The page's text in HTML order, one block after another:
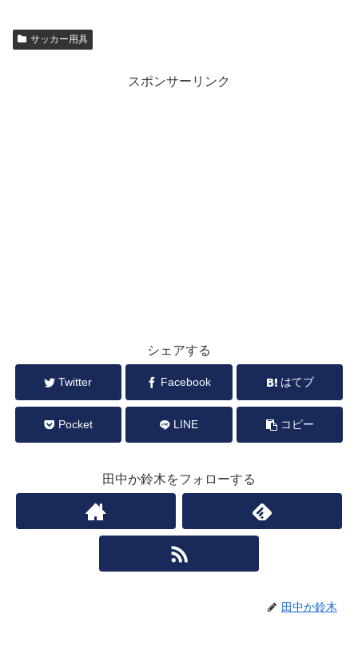
サッカー用具
スポンサーリンク
シェアする
Twitter Facebook はてブ
Pocket LINE コピー
田中か鈴木をフォローする
田中か鈴木